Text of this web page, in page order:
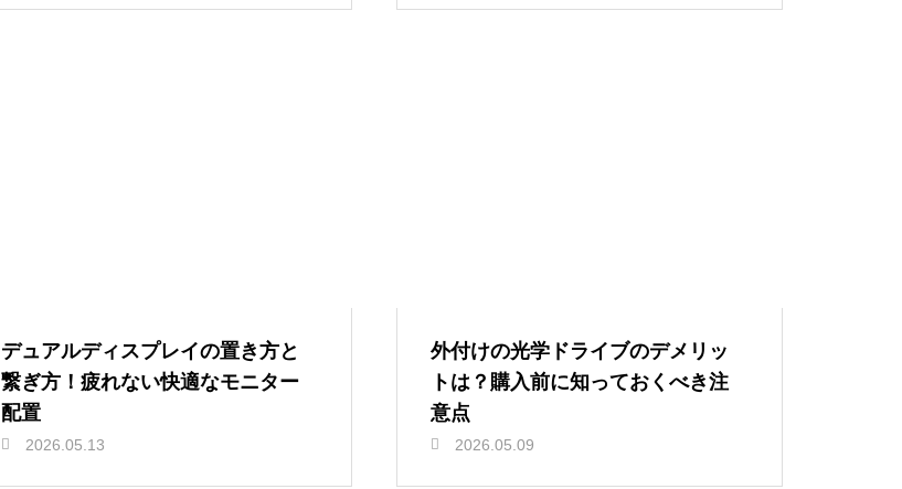
デュアルディスプレイの置き方と
繋ぎ方！疲れない快適なモニター
配置
2026.05.13
外付けの光学ドライブのデメリッ
トは？購入前に知っておくべき注
意点
2026.05.09